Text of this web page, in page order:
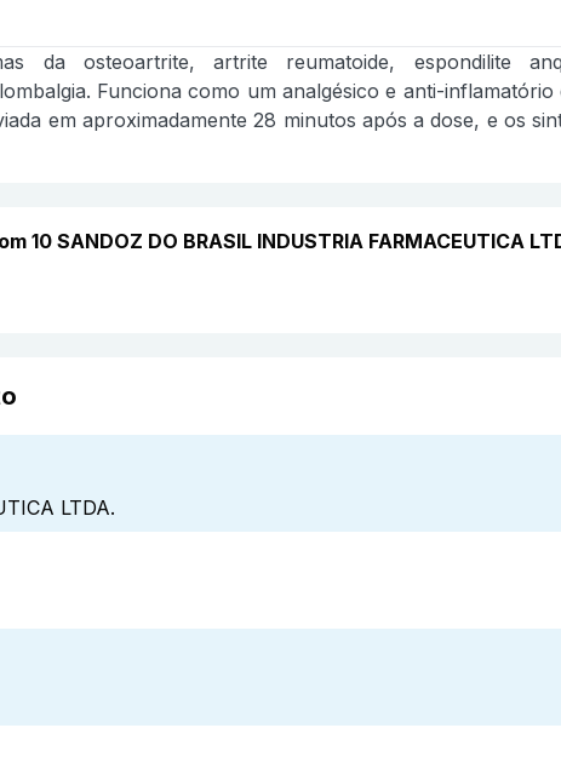
da osteoartrite, artrite reumatoide, espondilite
Funciona como um analgésico e anti-
em aproximadamente 28 minutos após a dose, e os
10 SANDOZ DO BRASIL INDUSTRIA FARMACEUTICA
LTDA.